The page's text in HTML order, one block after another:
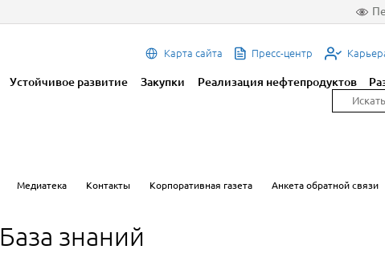
Карта сайта Пресс-центр
Устойчивое развитие Закупки Реализация нефтепродуктов
Медиатека Контакты Корпоративная газета Анкета обратной связи
База знаний